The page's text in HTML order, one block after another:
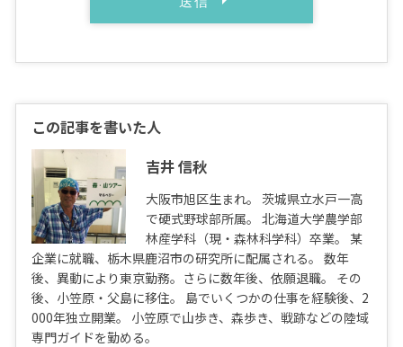
この記事を書いた人
吉井 信秋
大阪市旭区生まれ。 茨城県立水戸一高
で硬式野球部所属。 北海道大学農学部
林産学科（現・森林科学科）卒業。 某
企業に就職、栃木県鹿沼市の研究所に配属される。 数年
後、異動により東京勤務。さらに数年後、依願退職。 その
後、小笠原・父島に移住。 島でいくつかの仕事を経験後、2
000年独立開業。 小笠原で山歩き、森歩き、戦跡などの陸域
専門ガイドを勤める。